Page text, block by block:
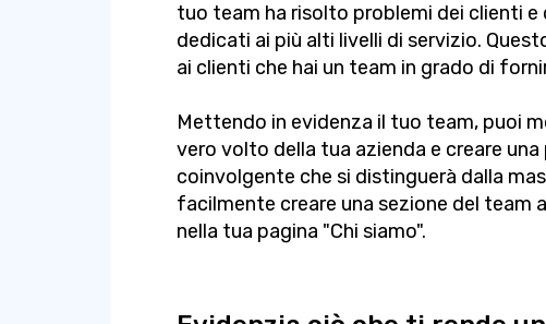
tuo team ha risolto problemi dei clienti
dedicati ai più alti livelli di servizio.
ai clienti che hai un team in grado di
Mettendo in evidenza il tuo team, puoi
vero volto della tua azienda e creare una
coinvolgente che si distinguerà dalla
facilmente creare una sezione del
nella tua pagina "Chi siamo".